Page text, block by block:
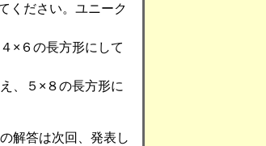
ください。ユニーク
×６の長方形にして
、５×８の長方形に
解答は次回、発表し